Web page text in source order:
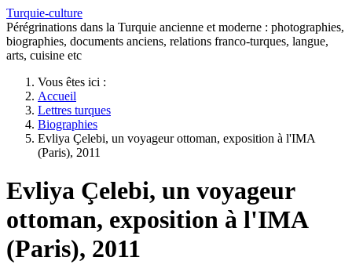
Turquie-culture
Pérégrinations dans la Turquie ancienne et moderne : photographies,
biographies, documents anciens, relations franco-turques, langue,
arts, cuisine etc
Vous êtes ici :
Accueil
Lettres turques
Biographies
Evliya Çelebi, un voyageur ottoman, exposition à l'IMA
(Paris), 2011
Evliya Çelebi, un voyageur
ottoman, exposition à l'IMA
(Paris), 2011